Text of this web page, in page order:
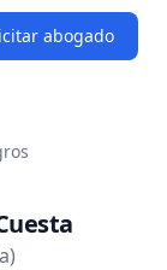
abogado